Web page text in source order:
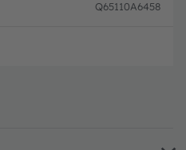
Q65110A6458